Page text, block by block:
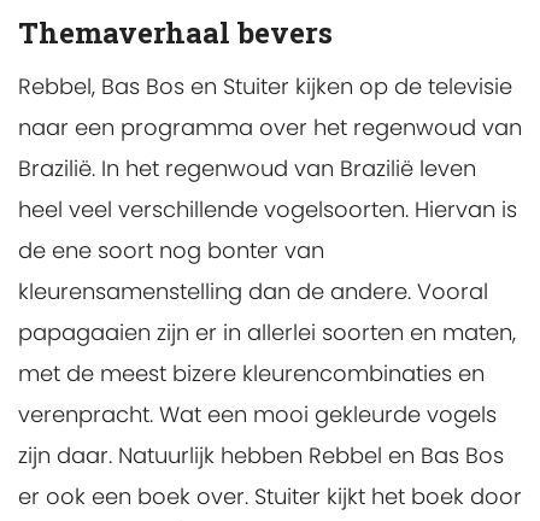
Themaverhaal bevers
Rebbel, Bas Bos en Stuiter kijken op de televisie
naar een programma over het regenwoud van
Brazilië. In het regenwoud van Brazilië leven
heel veel verschillende vogelsoorten. Hiervan is
de ene soort nog bonter van
kleurensamenstelling dan de andere. Vooral
papagaaien zijn er in allerlei soorten en maten,
met de meest bizere kleurencombinaties en
verenpracht. Wat een mooi gekleurde vogels
zijn daar. Natuurlijk hebben Rebbel en Bas Bos
er ook een boek over. Stuiter kijkt het boek door